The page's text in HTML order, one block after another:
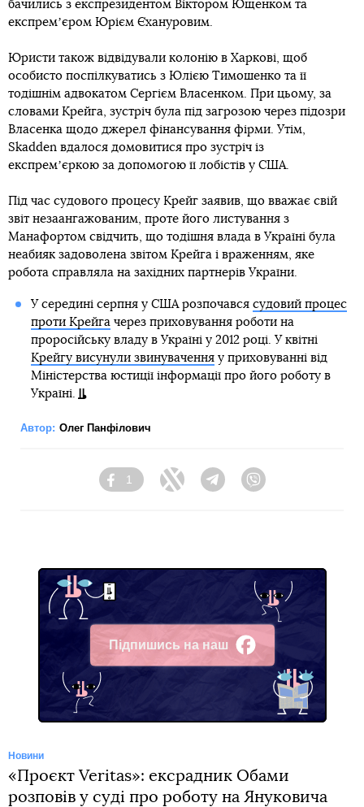
бачились з експрезидентом Віктором Ющенком та
експремʼєром Юрієм Єхануровим.
Юристи також відвідували колонію в Харкові, щоб
особисто поспілкуватись з Юлією Тимошенко та її
тодішнім адвокатом Сергієм Власенком. При цьому, за
словами Крейга, зустріч була під загрозою через підозри
Власенка щодо джерел фінансування фірми. Утім,
Skadden вдалося домовитися про зустріч із
експремʼєркою за допомогою її лобістів у США.
Під час судового процесу Крейг заявив, що вважає свій
звіт незаангажованим, проте його листування з
Манафортом свідчить, що тодішня влада в Україні була
неабияк задоволена звітом Крейга і враженням, яке
робота справляла на західних партнерів України.
У середині серпня у США розпочався судовий процес
проти Крейгачерез приховування роботи на
проросійську владу в Україні у 2012 році. У квітні
Крейгу висунули звинуваченняу приховуванні від
Міністерства юстиції інформації про його роботу в
Україні.
Автор: Олег Панфілович
Facebook
1
Twitter Telegram
Підпишись на наш
Facebook
Новини
«Проєкт Veritas»: ексрадник Обами
розповів у суді про роботу на Януковича